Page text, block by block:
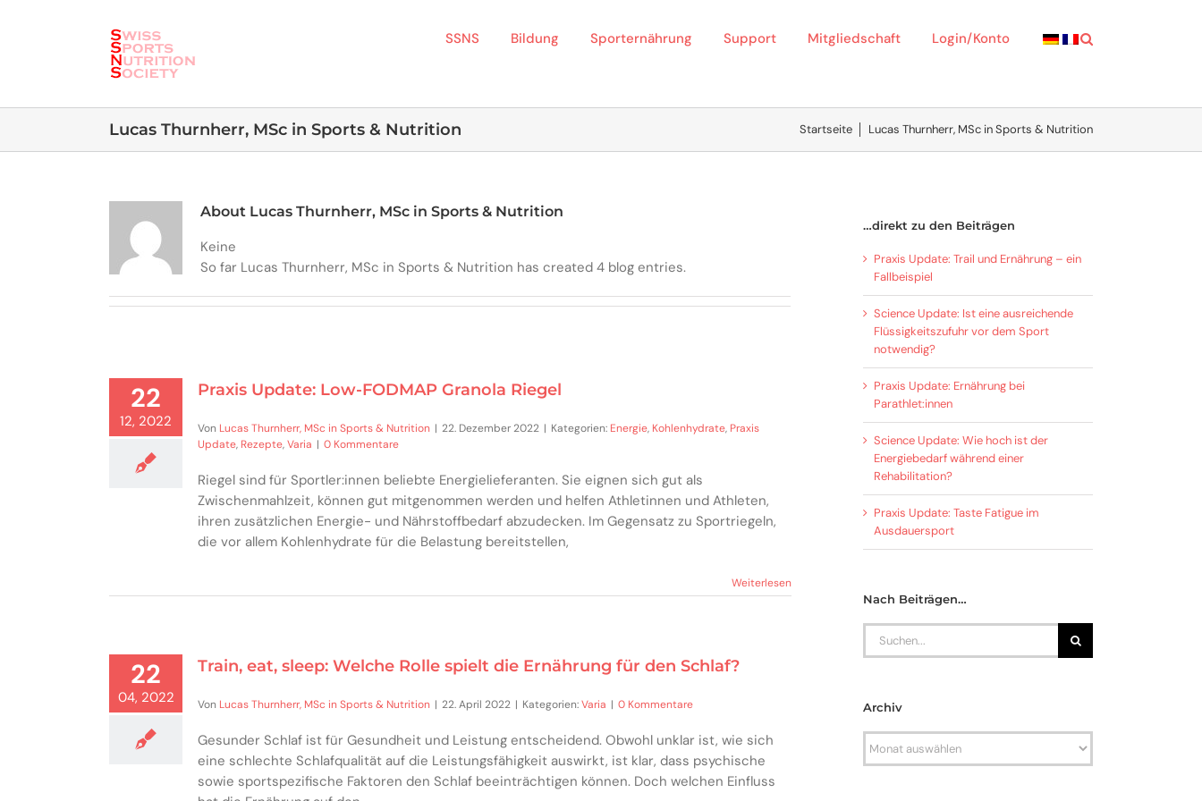
SSNS Bildung Sporternährung Support Mitgliedschaft Login/Konto
Lucas Thurnherr, MSc in Sports & Nutrition Startseite Lucas Thurnherr, MSc in Sports & Nutrition
About Lucas Thurnherr, MSc in Sports & Nutrition
Keine
So far Lucas Thurnherr, MSc in Sports & Nutrition has created 4 blog entries.
22
12, 2022
Praxis Update: Low-FODMAP Granola Riegel
Von Lucas Thurnherr, MSc in Sports & Nutrition | 22. Dezember 2022 | Kategorien: Energie, Kohlenhydrate, Praxis
Update, Rezepte,Varia | 0 Kommentare
Riegel sind für Sportler:innen beliebte Energielieferanten. Sie eignen sich gut als
Zwischenmahlzeit, können gut mitgenommen werden und helfen Athletinnen und Athleten,
ihren zusätzlichen Energie- und Nährstoffbedarf abzudecken. Im Gegensatz zu Sportriegeln,
die vor allem Kohlenhydrate für die Belastung bereitstellen,
Weiterlesen
22
04, 2022
Train, eat, sleep: Welche Rolle spielt die Ernährung für den Schlaf?
Von Lucas Thurnherr, MSc in Sports & Nutrition | 22. April 2022 | Kategorien:Varia | 0 Kommentare
Gesunder Schlaf ist für Gesundheit und Leistung entscheidend. Obwohl unklar ist, wie sich
eine schlechte Schlafqualität auf die Leistungsfähigkeit auswirkt, ist klar, dass psychische
sowie sportspezifische Faktoren den Schlaf beeinträchtigen können. Doch welchen Einfluss
…direkt zu den Beiträgen
Praxis Update: Trail und Ernährung – ein
Fallbeispiel
Science Update: Ist eine ausreichende
Flüssigkeitszufuhr vor dem Sport
notwendig?
Praxis Update: Ernährung bei
Parathlet:innen
Science Update: Wie hoch ist der
Energiebedarf während einer
Rehabilitation?
Praxis Update: Taste Fatigue im
Ausdauersport
Nach Beiträgen…
Search
Archiv
Archiv